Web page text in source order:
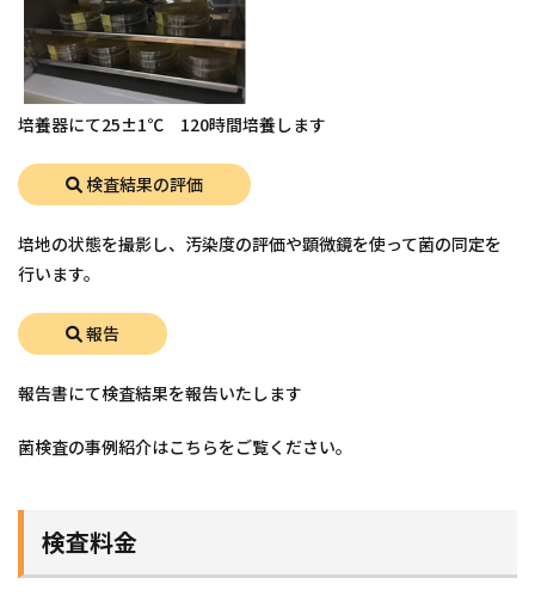
培養器にて25±1℃ 120時間培養します
検査結果の評価
培地の状態を撮影し、汚染度の評価や顕微鏡を使って菌の同定を
行います。
報告
報告書にて検査結果を報告いたします
菌検査の事例紹介はこちらをご覧ください。
検査料金